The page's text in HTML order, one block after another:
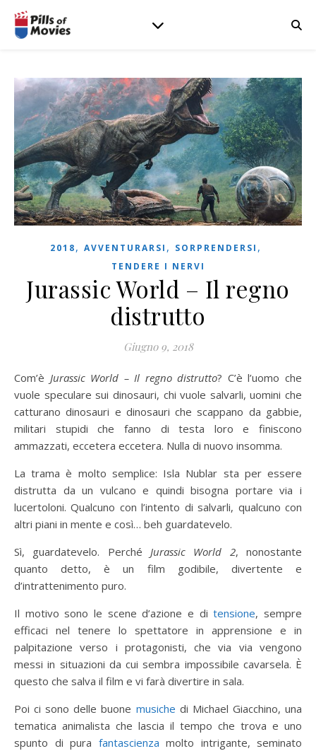
2018, AVVENTURARSI , SORPRENDERSI ,
TENDERE I NERVI
Jurassic World – Il regno
distrutto
Giugno 9, 2018
Com’è Jurassic World – Il regno distrutto? C’è l’uomo che
vuole speculare sui dinosauri, chi vuole salvarli, uomini che
catturano dinosauri e dinosauri che scappano da gabbie,
militari stupidi che fanno di testa loro e finiscono
ammazzati, eccetera eccetera. Nulla di nuovo insomma.
La trama è molto semplice: Isla Nublar sta per essere
distrutta da un vulcano e quindi bisogna portare via i
lucertoloni. Qualcuno con l’intento di salvarli, qualcuno con
altri piani in mente e così… beh guardatevelo.
Sì, guardatevelo. Perché Jurassic World 2, nonostante
quanto detto, è un film godibile, divertente e
d’intrattenimento puro.
Il motivo sono le scene d’azione e ditensione, sempre
efficaci nel tenere lo spettatore in apprensione e in
palpitazione verso i protagonisti, che via via vengono
messi in situazioni da cui sembra impossibile cavarsela. È
questo che salva il film e vi farà divertire in sala.
Poi ci sono delle buone musiche di Michael Giacchino, una
tematica animalista che lascia il tempo che trova e uno
spunto di pura fantascienza molto intrigante, seminato